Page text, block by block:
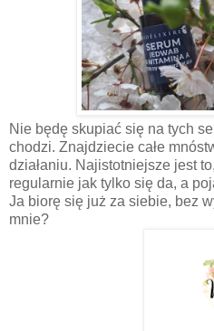
Nie będę skupiać się na tych
chodzi. Znajdziecie całe
działaniu. Najistotniejsze jest
regularnie jak tylko się da, a
Ja biorę się już za siebie, bez
mnie?